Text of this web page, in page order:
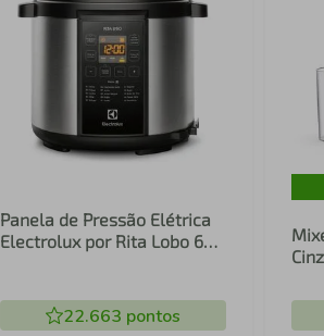
Panela de Pressão Elétrica
Electrolux por Rita Lobo 6L
22.663 pontos